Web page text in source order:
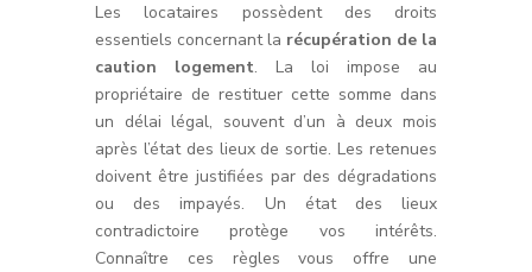
Les locataires possèdent des droits
essentiels concernant la récupération de la
caution logement. La loi impose au
propriétaire de restituer cette somme dans
un délai légal, souvent d’un à deux mois
après l’état des lieux de sortie. Les retenues
doivent être justifiées par des dégradations
ou des impayés. Un état des lieux
contradictoire protège vos intérêts.
Connaître ces règles vous offre une